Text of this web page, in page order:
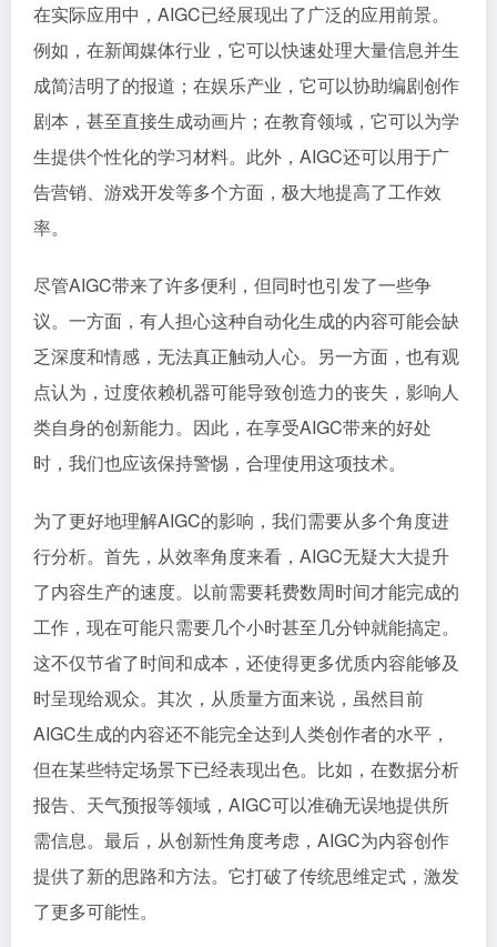
在实际应用中，AIGC已经展现出了广泛的应用前景。
例如，在新闻媒体行业，它可以快速处理大量信息并生
成简洁明了的报道；在娱乐产业，它可以协助编剧创作
剧本，甚至直接生成动画片；在教育领域，它可以为学
生提供个性化的学习材料。此外，AIGC还可以用于广
告营销、游戏开发等多个方面，极大地提高了工作效
率。
尽管AIGC带来了许多便利，但同时也引发了一些争
议。一方面，有人担心这种自动化生成的内容可能会缺
乏深度和情感，无法真正触动人心。另一方面，也有观
点认为，过度依赖机器可能导致创造力的丧失，影响人
类自身的创新能力。因此，在享受AIGC带来的好处
时，我们也应该保持警惕，合理使用这项技术。
为了更好地理解AIGC的影响，我们需要从多个角度进
行分析。首先，从效率角度来看，AIGC无疑大大提升
了内容生产的速度。以前需要耗费数周时间才能完成的
工作，现在可能只需要几个小时甚至几分钟就能搞定。
这不仅节省了时间和成本，还使得更多优质内容能够及
时呈现给观众。其次，从质量方面来说，虽然目前
AIGC生成的内容还不能完全达到人类创作者的水平，
但在某些特定场景下已经表现出色。比如，在数据分析
报告、天气预报等领域，AIGC可以准确无误地提供所
需信息。最后，从创新性角度考虑，AIGC为内容创作
提供了新的思路和方法。它打破了传统思维定式，激发
了更多可能性。